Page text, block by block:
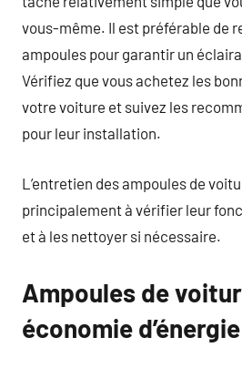
vous-même. Il est préférable de
ampoules pour garantir un
Vérifiez que vous achetez les
votre voiture et suivez les
pour leur installation.
L’entretien des ampoules de
principalement à vérifier leur
et à les nettoyer si nécessaire.
Ampoules de
économie d’énergie